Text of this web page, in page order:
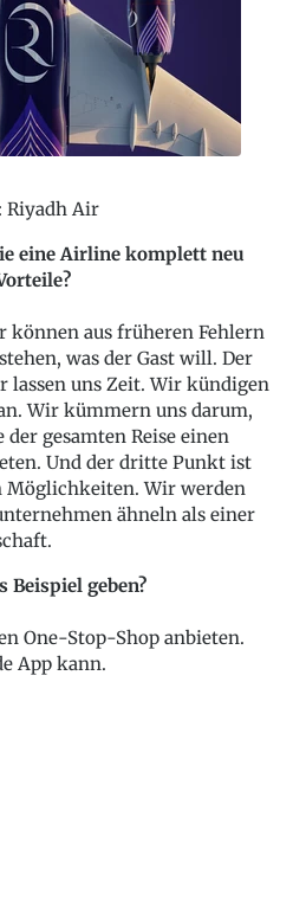
Riyadh Air
eine Airline komplett neu
können aus früheren Fehlern
was der Gast will. Der
lassen uns Zeit. Wir kündigen
Wir kümmern uns darum,
gesamten Reise einen
Und der dritte Punkt ist
Möglichkeiten. Wir werden
ähneln als einer
Beispiel geben?
One-Stop-Shop anbieten.
App kann.